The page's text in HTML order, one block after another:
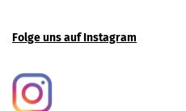
Folge uns auf Instagram